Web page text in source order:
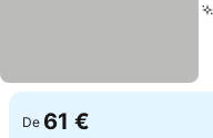
De 61 €